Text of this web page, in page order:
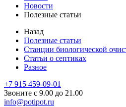
Новости
Полезные статьи
Назад
Полезные статьи
Станции биологической
Статьи о септиках
Разное
+7 915 459-09-01
Звоните с 9.00 до 21.00
info@potipot.ru